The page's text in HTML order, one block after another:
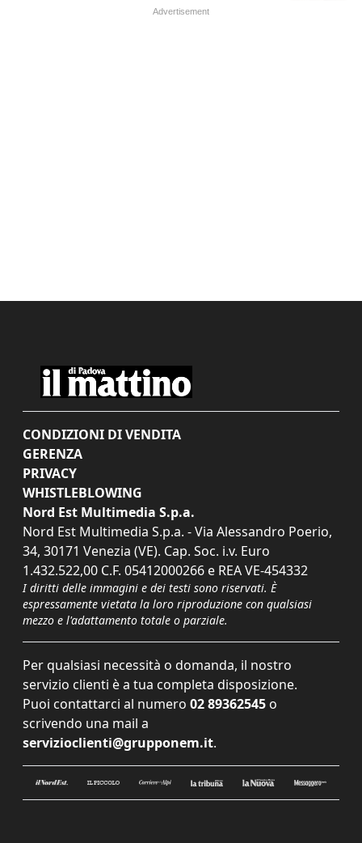
CONDIZIONI DI VENDITA
GERENZA
PRIVACY
WHISTLEBLOWING
Nord Est Multimedia S.p.a.
Nord Est Multimedia S.p.a. - Via Alessandro Poerio,
34, 30171 Venezia (VE). Cap. Soc. i.v. Euro
1.432.522,00 C.F. 05412000266 e REA VE-454332
I diritti delle immagini e dei testi sono riservati. È
espressamente vietata la loro riproduzione con qualsiasi
mezzo e l'adattamento totale o parziale.
Per qualsiasi necessità o domanda, il nostro
servizio clienti è a tua completa disposizione.
Puoi contattarci al numero 02 89362545 o
scrivendo una mail a
servizioclienti@grupponem.it.